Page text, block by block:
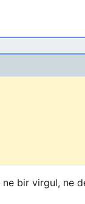
bir virgul, ne